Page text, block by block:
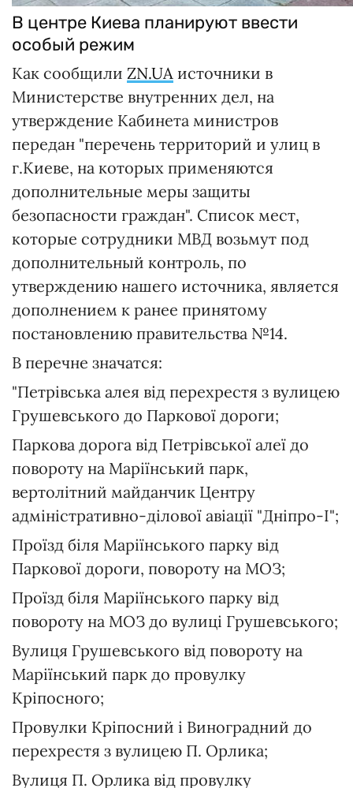
В центре Киева планируют ввести
особый режим
Как сообщили ZN.UA источники в
Министерстве внутренних дел, на
утверждение Кабинета министров
передан "перечень территорий и улиц в
г.Киеве, на которых применяются
дополнительные меры защиты
безопасности граждан". Список мест,
которые сотрудники МВД возьмут под
дополнительный контроль, по
утверждению нашего источника, является
дополнением к ранее принятому
постановлению правительства №14.
В перечне значатся:
"Петрівська алея від перехрестя з вулицею
Грушевського до Паркової дороги;
Паркова дорога від Петрівської алеї до
повороту на Маріїнський парк,
вертолітний майданчик Центру
адміністративно-ділової авіації "Дніпро-І";
Проїзд біля Маріїнського парку від
Паркової дороги, повороту на МОЗ;
Проїзд біля Маріїнського парку від
повороту на МОЗ до вулиці Грушевського;
Вулиця Грушевського від повороту на
Маріїнський парк до провулку
Кріпосного;
Провулки Кріпосний і Виноградний до
перехрестя з вулицею П. Орлика;
Вулиця П. Орлика від провулку